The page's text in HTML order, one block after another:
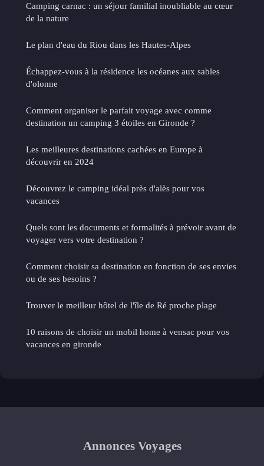
Camping carnac : un séjour familial inoubliable au cœur
de la nature
Le plan d'eau du Riou dans les Hautes-Alpes
Échappez-vous à la résidence les océanes aux sables
d'olonne
Comment organiser le parfait voyage avec comme
destination un camping 3 étoiles en Gironde ?
Les meilleures destinations cachées en Europe à
découvrir en 2024
Découvrez le camping idéal près d'alès pour vos
vacances
Quels sont les documents et formalités à prévoir avant de
voyager vers votre destination ?
Comment choisir sa destination en fonction de ses envies
ou de ses besoins ?
Trouver le meilleur hôtel de l'île de Ré proche plage
10 raisons de choisir un mobil home à vensac pour vos
vacances en gironde
Annonces Voyages